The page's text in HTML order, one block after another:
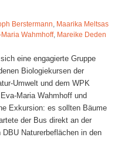
Berstermann, Maarika Meltsas
Maria Wahmhoff, Mareike Deden
eine engagierte Gruppe
Biologiekursen der
Umwelt und dem WPK
Maria Wahmhoff und
Exkursion: es sollten Bäume
der Bus direkt an der
Naturerbeflächen in den